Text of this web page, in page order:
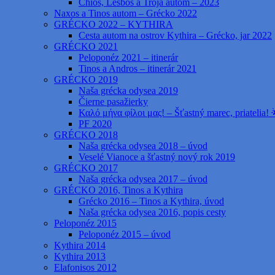
Chios, Lesbos a Trója autom – 2023
Naxos a Tinos autom – Grécko 2022
GRÉCKO 2022 – KYTHIRA
Cesta autom na ostrov Kythira – Grécko, jar 2022
GRÉCKO 2021
Peloponéz 2021 – itinerár
Tinos a Andros – itinerár 2021
GRÉCKO 2019
Naša grécka odysea 2019
Čierne pasažierky
Καλό μήνα φίλοι μας! – Šťastný marec, priatelia!
PF 2020
GRÉCKO 2018
Naša grécka odysea 2018 – úvod
Veselé Vianoce a šťastný nový rok 2019
GRÉCKO 2017
Naša grécka odysea 2017 – úvod
GRÉCKO 2016, Tinos a Kythira
Grécko 2016 – Tinos a Kythira, úvod
Naša grécka odysea 2016, popis cesty
Peloponéz 2015
Peloponéz 2015 – úvod
Kythira 2014
Kythira 2013
Elafonisos 2012